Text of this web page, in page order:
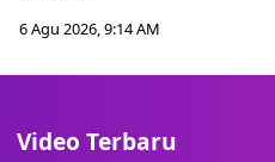
6 Agu 2026, 9:14 AM
Video Terbaru